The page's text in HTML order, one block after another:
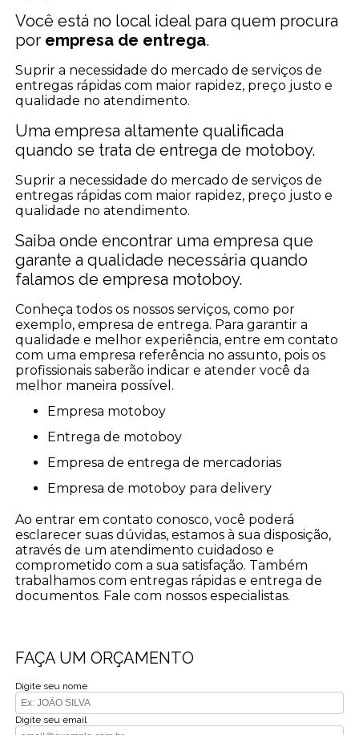
Você está no local ideal para quem procura
por empresa de entrega.
Suprir a necessidade do mercado de serviços de
entregas rápidas com maior rapidez, preço justo e
qualidade no atendimento.
Uma empresa altamente qualificada
quando se trata de entrega de motoboy.
Suprir a necessidade do mercado de serviços de
entregas rápidas com maior rapidez, preço justo e
qualidade no atendimento.
Saiba onde encontrar uma empresa que
garante a qualidade necessária quando
falamos de empresa motoboy.
Conheça todos os nossos serviços, como por
exemplo, empresa de entrega. Para garantir a
qualidade e melhor experiência, entre em contato
com uma empresa referência no assunto, pois os
profissionais saberão indicar e atender você da
melhor maneira possível.
empresa motoboy
entrega de motoboy
empresa de entrega de mercadorias
empresa de motoboy para delivery
Ao entrar em contato conosco, você poderá
esclarecer suas dúvidas, estamos à sua disposição,
através de um atendimento cuidadoso e
comprometido com a sua satisfação. Também
trabalhamos com entregas rápidas e entrega de
documentos. Fale com nossos especialistas.
FAÇA UM ORÇAMENTO
Digite seu nome
Digite seu email